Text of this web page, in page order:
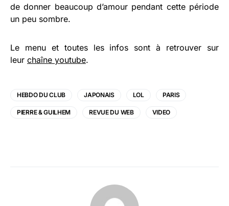
de donner beaucoup d’amour pendant cette période
un peu sombre.
Le menu et toutes les infos sont à retrouver sur
leur chaîne youtube.
HEBDO DU CLUB JAPONAIS LOL PARIS
PIERRE & GUILHEM REVUE DU WEB VIDEO